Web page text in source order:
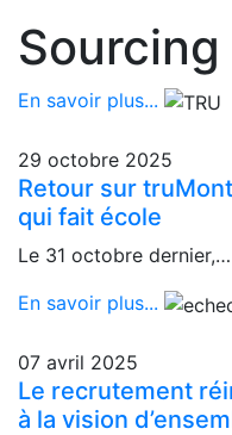
Sourcing
En savoir plus...
29 octobre 2025
Retour sur
qui fait école
Le 31 octobre dernier,…
En savoir plus...
07 avril 2025
Le recrutement
à la vision